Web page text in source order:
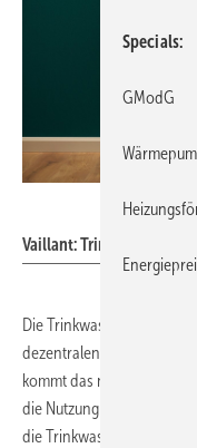
Vaillant: Trinkwasser-
Die Trinkwasser-
dezentralen Einsatz in
kommt das natürliche
die Nutzung des zentralen
die
Specials
GModG